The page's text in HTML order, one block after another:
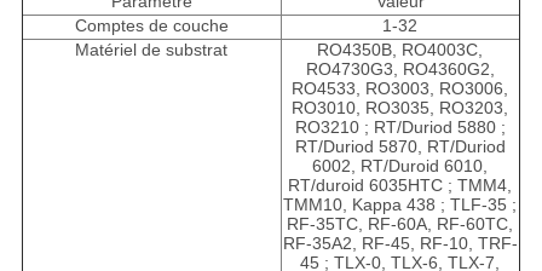
Comptes de couche
1-32
Matériel de substrat
RO4350B, RO4003C,
RO4730G3, RO4360G2,
RO4533, RO3003, RO3006,
RO3010, RO3035, RO3203,
RO3210 ; RT/Duriod 5880 ;
RT/Duriod 5870, RT/Duriod
6002, RT/Duroid 6010,
RT/duroid 6035HTC ; TMM4,
TMM10, Kappa 438 ; TLF-35 ;
RF-35TC, RF-60A, RF-60TC,
RF-35A2, RF-45, RF-10, TRF-
45 ; TLX-0, TLX-6, TLX-7,